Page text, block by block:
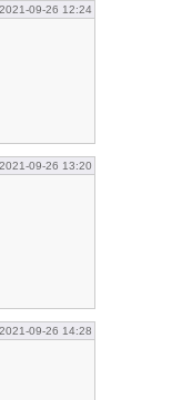
2021-09-26 12:24
2021-09-26 13:20
2021-09-26 14:28